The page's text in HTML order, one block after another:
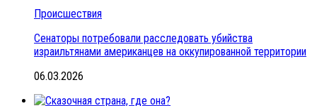
Происшествия
Сенаторы потребовали расследовать убийства
израильтянами американцев на оккупированной территории
06.03.2026